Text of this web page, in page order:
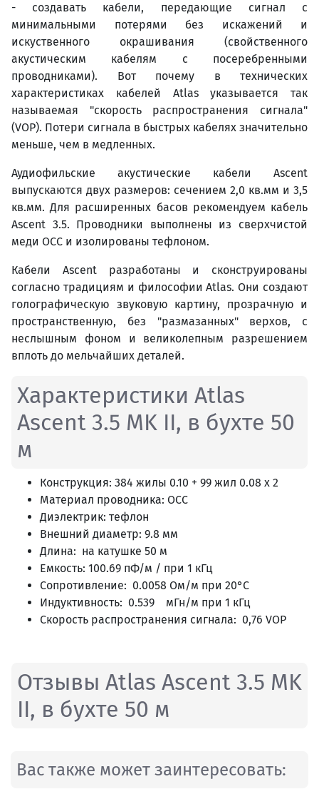
- создавать кабели, передающие сигнал с
минимальными потерями без искажений и
искуственного окрашивания (свойственного
акустическим кабелям с посеребренными
проводниками). Вот почему в технических
характеристиках кабелей Atlas указывается так
называемая "скорость распространения сигнала"
(VOP). Потери сигнала в быстрых кабелях значительно
меньше, чем в медленных.
Аудиофильские акустические кабели Ascent
выпускаются двух размеров: сечением 2,0 кв.мм и 3,5
кв.мм. Для расширенных басов рекомендуем кабель
Ascent 3.5. Проводники выполнены из сверхчистой
меди ОСС и изолированы тефлоном.
Кабели Ascent разработаны и сконструированы
согласно традициям и философии Atlas. Они создают
голографическую звуковую картину, прозрачную и
пространственную, без "размазанных" верхов, с
неслышным фоном и великолепным разрешением
вплоть до мельчайших деталей.
Характеристики Atlas
Ascent 3.5 MK II, в бухте 50
м
Конструкция: 384 жилы 0.10 + 99 жил 0.08 x 2
Материал проводника: OCC
Диэлектрик: тефлон
Внешний диаметр: 9.8 мм
Длина: на катушке 50 м
Емкость: 100.69 пФ/м / при 1 кГц
Сопротивление: 0.0058 Ом/м при 20°C
Индуктивность: 0.539 мГн/м при 1 кГц
Скорость распространения сигнала: 0,76 VOP
Отзывы Atlas Ascent 3.5 MK
II, в бухте 50 м
Вас также может заинтересовать: